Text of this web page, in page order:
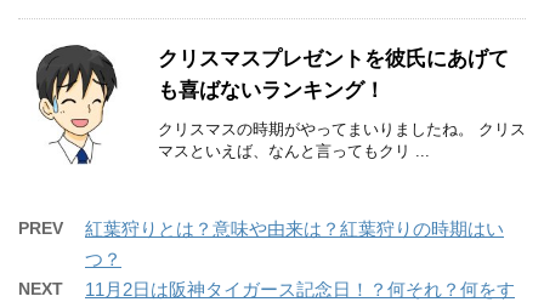
クリスマスプレゼントを彼氏にあげて
も喜ばないランキング！
クリスマスの時期がやってまいりましたね。 クリス
マスといえば、なんと言ってもクリ ...
PREV
紅葉狩りとは？意味や由来は？紅葉狩りの時期はい
つ？
NEXT
11月2日は阪神タイガース記念日！？何それ？何をす